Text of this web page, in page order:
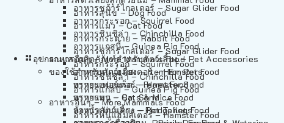
อาหารสุนัข – Dog Food
อาหารแมว – Cat Food
อาหารกระต่าย – Rabbit Food
อาหารชูก้าร์ไกลเดอร์ – Sugar Glider Food
อาหารกระรอก – Squirrel Food
อาหารชินชิล่า – Chinchilla Food
อาหารแกสบี้ – Guinea Pig Food
อาหารอื่นๆ – More Mammals Food
อาหารหนูแฮมสเตอร์ – Hamster Food
อาหารชูก้าร์ไกลเดอร์ – Sugar Glider Food
อาหารกระรอก – Squirrel Food
อาหารชินชิล่า – Chinchilla Food
อาหารแกสบี้ – Guinea Pig Food
อาหารอื่นๆ – More Mammals Food
อาหารหนูแฮมสเตอร์ – Hamster Food
อาหารเฟอร์เร็ต – Ferret Food
อาหารหนู – Rats & Mice Food
อาหารเม่นแคระ – Hedgehog Food
อุปกรณและผลิตภัณฑ์สำหรับสัตว์เลี้ยง – Pet Accessories
ของใช้สำหรับสัตว์เลี้ยง – Item For Pets
ทรายแฮมสเตอร์ – Hamster Sand
ทรายแมว – Cat Sand
ห้องน้ำสัตว์เลี้ยง – Pet Toilets